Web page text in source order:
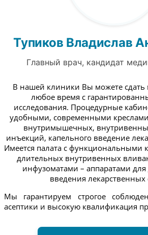
Тупиков Владислав
Главный врач, кандидат
В нашей клиники Вы можете сдать
любое время с
исследования. Процедурные
удобными, современными
внутримышечных,
инъекций, капельного введение
Имеется палата с функциональными
длительных внутривенных
инфузоматами – аппаратами
введения лекарственных
Мы гарантируем строгое
асептики и высокую квалификация